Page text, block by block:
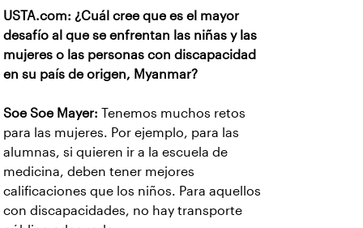
USTA.com: ¿Cuál cree que es el mayor
desafío al que se enfrentan las niñas y las
mujeres o las personas con discapacidad
en su país de origen, Myanmar?
Soe Soe Mayer: Tenemos muchos retos
para las mujeres. Por ejemplo, para las
alumnas, si quieren ir a la escuela de
medicina, deben tener mejores
calificaciones que los niños. Para aquellos
con discapacidades, no hay transporte